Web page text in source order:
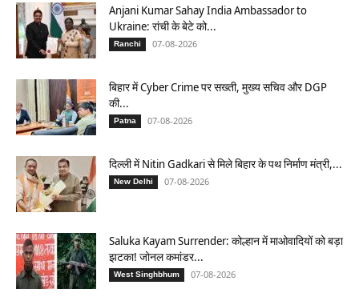
Anjani Kumar Sahay India Ambassador to
Ukraine: रांची के बेटे को...
Ranchi 07-08-2026
बिहार में Cyber Crime पर सख्ती, मुख्य सचिव और DGP
की...
Patna 07-08-2026
दिल्ली में Nitin Gadkari से मिले बिहार के पथ निर्माण मंत्री,...
New Delhi 07-08-2026
Saluka Kayam Surrender: कोल्हान में माओवादियों को बड़ा
झटका! जोनल कमांडर...
West Singhbhum 07-08-2026